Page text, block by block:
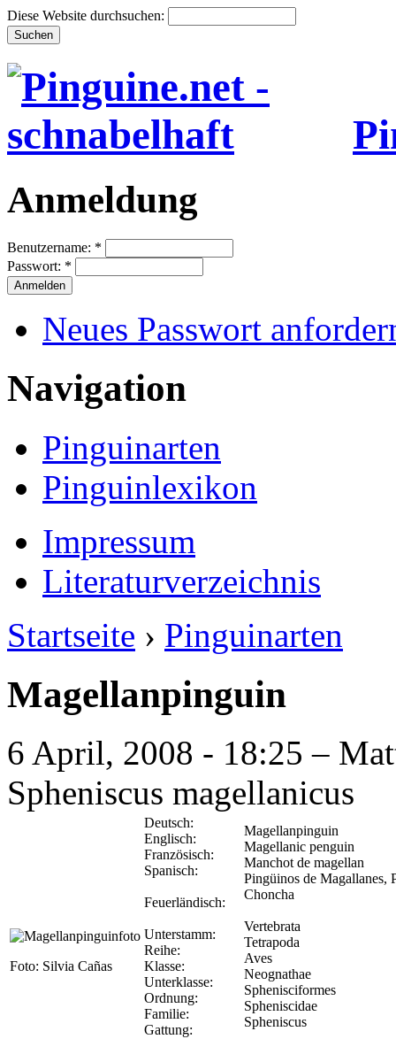
Diese Website durchsuchen:
Anmeldung
Benutzername: *
Passwort: *
Neues Passwort
Navigation
Pinguinarten
Pinguinlexikon
Impressum
Literaturverzeichnis
Startseite › Pinguinarten
Magellanpinguin
6 April, 2008 - 18:25 –
Spheniscus magellanicus
Foto: Silvia Cañas
Deutsch:
Englisch:
Französisch:
Spanisch:
Feuerländisch:
Unterstamm:
Reihe:
Klasse:
Unterklasse:
Ordnung:
Familie:
Gattung:
Magellanpinguin
Magellanic penguin
Manchot de magellan
Pingüinos de Magallanes,
Choncha
Vertebrata
Tetrapoda
Aves
Neognathae
Sphenisciformes
Spheniscidae
Spheniscus